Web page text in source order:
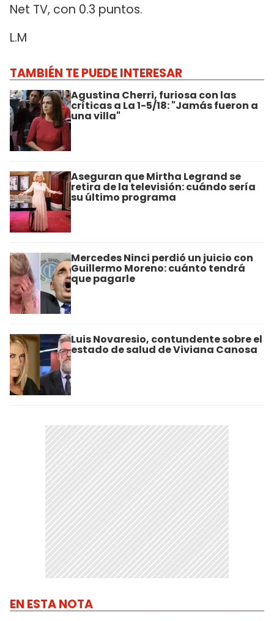
Net TV, con 0.3 puntos.
L.M
TAMBIÉN TE PUEDE INTERESAR
Agustina Cherri, furiosa con las
críticas a La 1-5/18: "Jamás fueron a
una villa"
Aseguran que Mirtha Legrand se
retira de la televisión: cuándo sería
su último programa
Mercedes Ninci perdió un juicio con
Guillermo Moreno: cuánto tendrá
que pagarle
Luis Novaresio, contundente sobre el
estado de salud de Viviana Canosa
EN ESTA NOTA